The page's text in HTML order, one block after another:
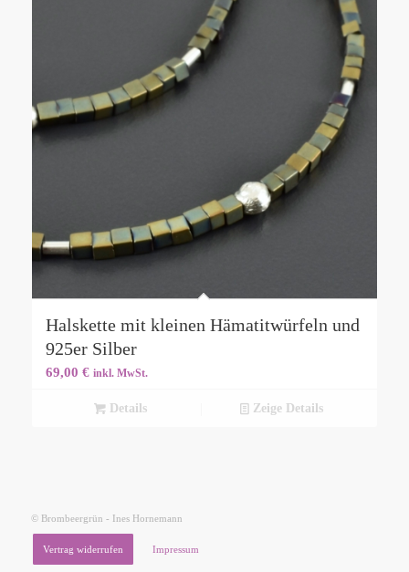
Halskette mit kleinen Hämatitwürfeln und
925er Silber
69,00 € inkl. MwSt.
Details Zeige Details
© Brombeergrün - Ines Hornemann
Vertrag widerrufen Impressum